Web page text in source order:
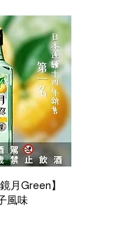
月Green】
風味